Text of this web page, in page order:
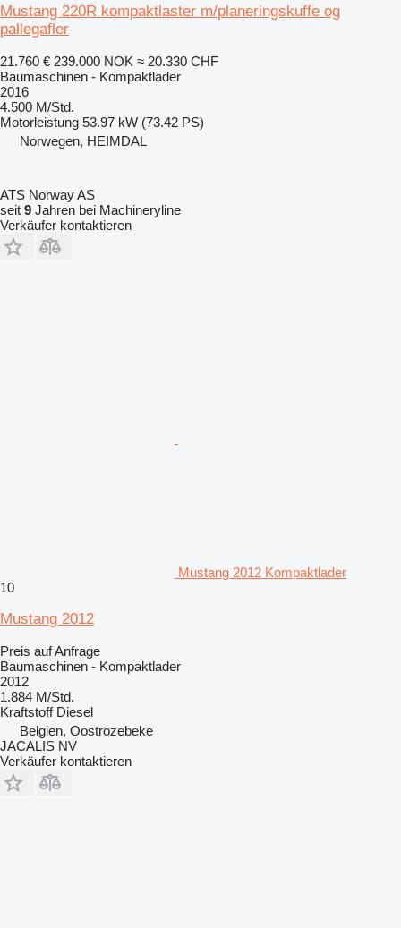
Mustang 220R kompaktlaster m/planeringskuffe og
pallegafler
21.760 € 239.000 NOK ≈ 20.330 CHF
Baumaschinen - Kompaktlader
2016
4.500 M/Std.
Motorleistung 53.97 kW (73.42 PS)
Norwegen, HEIMDAL
ATS Norway AS
seit 9 Jahren bei Machineryline
Verkäufer kontaktieren
Mustang 2012 Kompaktlader
10
Mustang 2012
Preis auf Anfrage
Baumaschinen - Kompaktlader
2012
1.884 M/Std.
Kraftstoff Diesel
Belgien, Oostrozebeke
JACALIS NV
Verkäufer kontaktieren